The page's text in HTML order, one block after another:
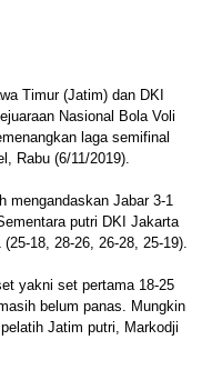
Timur (Jatim) dan DKI
Nasional Bola Voli
laga semifinal
Rabu (6/11/2019).
Jabar 3-1
putri DKI Jakarta
18, 28-26, 26-28, 25-19).
yakni set pertama 18-25
belum panas. Mungkin
Jatim putri, Markodji